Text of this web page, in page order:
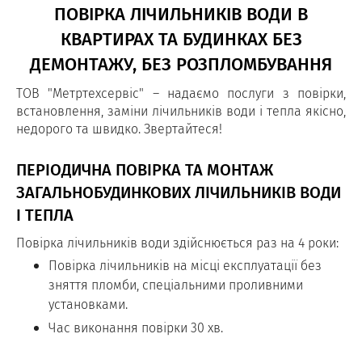
ПОВІРКА ЛІЧИЛЬНИКІВ ВОДИ В
КВАРТИРАХ ТА БУДИНКАХ БЕЗ
ДЕМОНТАЖУ, БЕЗ РОЗПЛОМБУВАННЯ
ТОВ "Метртехсервіс" – надаємо послуги з повірки,
встановлення, заміни лічильників води і тепла якісно,
недорого та швидко. Звертайтеся!
ПЕРІОДИЧНА ПОВІРКА ТА МОНТАЖ
ЗАГАЛЬНОБУДИНКОВИХ ЛІЧИЛЬНИКІВ ВОДИ
І ТЕПЛА
Повірка лічильників води здійснюється раз на 4 роки:
Повірка лічильників на місці експлуатації без
зняття пломби, спеціальними проливними
установками.
Час виконання повірки 30 хв.